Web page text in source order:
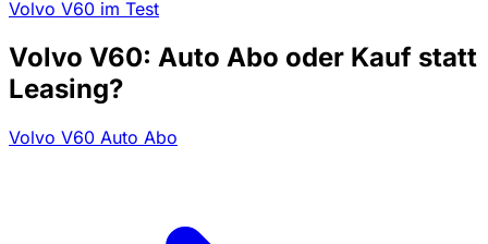
Volvo V60 im Test
Volvo V60: Auto Abo oder Kauf statt
Leasing?
Volvo V60 Auto Abo